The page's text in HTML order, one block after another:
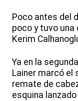
Poco antes del
poco y tuvo una
Kerim
Ya en la
Lainer marcó el
remate de
esquina